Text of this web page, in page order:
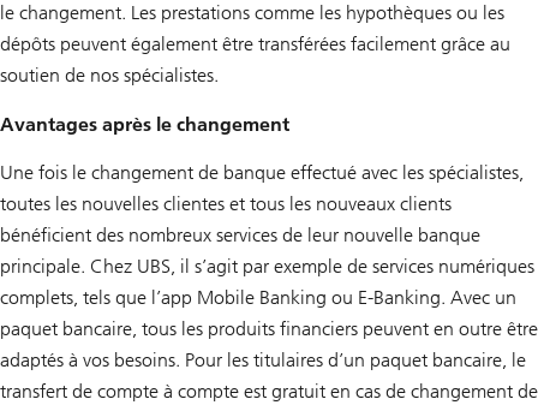
le changement. Les prestations comme les hypothèques ou les
dépôts peuvent également être transférées facilement grâce au
soutien de nos spécialistes.
Avantages après le changement
Une fois le changement de banque effectué avec les spécialistes,
toutes les nouvelles clientes et tous les nouveaux clients
bénéficient des nombreux services de leur nouvelle banque
principale. Chez UBS, il s’agit par exemple de services numériques
complets, tels que l’app Mobile Banking ou E-Banking. Avec un
paquet bancaire, tous les produits financiers peuvent en outre être
adaptés à vos besoins. Pour les titulaires d’un paquet bancaire, le
transfert de compte à compte est gratuit en cas de changement de